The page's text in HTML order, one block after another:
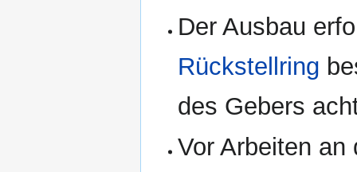
Der Ausbau
Rückstellring
des Gebers
Vor Arbeiten